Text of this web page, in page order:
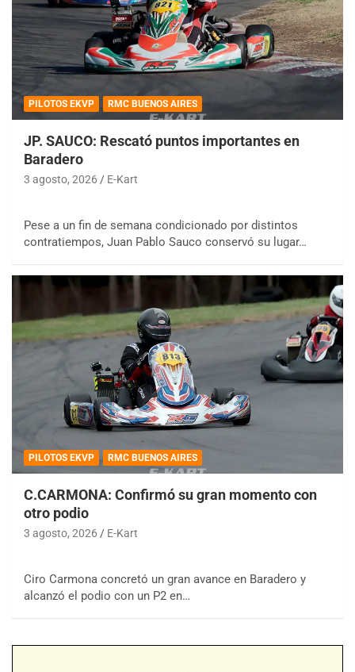
PILOTOS EKVP RMC BUENOS AIRES
JP. SAUCO: Rescató puntos importantes en
Baradero
3 agosto, 2026 E-Kart
Pese a un fin de semana condicionado por distintos
contratiempos, Juan Pablo Sauco conservó su lugar…
PILOTOS EKVP RMC BUENOS AIRES
C.CARMONA: Confirmó su gran momento con
otro podio
3 agosto, 2026 E-Kart
Ciro Carmona concretó un gran avance en Baradero y
alcanzó el podio con un P2 en…
COBERTURA ESPECIAL DE E-KART.COM.AR
08/09-AGO
IAME SERIES ARGENTINA 6